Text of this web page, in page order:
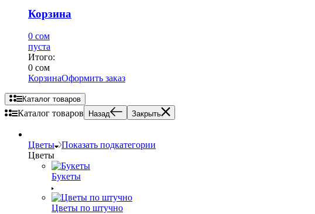
Корзина
0 сом
пуста
Итого:
0 сом
КорзинаОформить заказ
Каталог товаров
Каталог товаров Назад Закрыть
Цветы
Показать подкатегории
Цветы
Букеты
Цветы по штучно